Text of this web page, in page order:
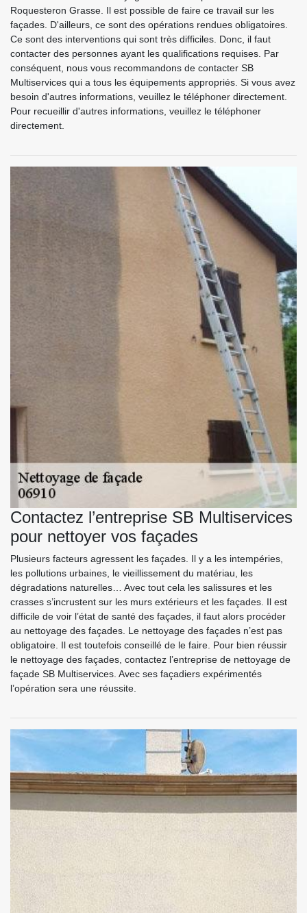
Roquesteron Grasse. Il est possible de faire ce travail sur les
façades. D'ailleurs, ce sont des opérations rendues obligatoires.
Ce sont des interventions qui sont très difficiles. Donc, il faut
contacter des personnes ayant les qualifications requises. Par
conséquent, nous vous recommandons de contacter SB
Multiservices qui a tous les équipements appropriés. Si vous avez
besoin d'autres informations, veuillez le téléphoner directement.
Pour recueillir d'autres informations, veuillez le téléphoner
directement.
Contactez l’entreprise SB Multiservices
pour nettoyer vos façades
Plusieurs facteurs agressent les façades. Il y a les intempéries,
les pollutions urbaines, le vieillissement du matériau, les
dégradations naturelles… Avec tout cela les salissures et les
crasses s’incrustent sur les murs extérieurs et les façades. Il est
difficile de voir l’état de santé des façades, il faut alors procéder
au nettoyage des façades. Le nettoyage des façades n’est pas
obligatoire. Il est toutefois conseillé de le faire. Pour bien réussir
le nettoyage des façades, contactez l’entreprise de nettoyage de
façade SB Multiservices. Avec ses façadiers expérimentés
l’opération sera une réussite.